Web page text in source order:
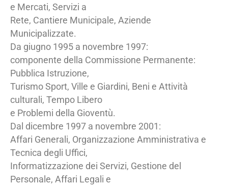
e Mercati, Servizi a
Rete, Cantiere Municipale, Aziende
Municipalizzate.
Da giugno 1995 a novembre 1997:
componente della Commissione Permanente:
Pubblica Istruzione,
Turismo Sport, Ville e Giardini, Beni e Attività
culturali, Tempo Libero
e Problemi della Gioventù.
Dal dicembre 1997 a novembre 2001:
Affari Generali, Organizzazione Amministrativa e
Tecnica degli Uffici,
Informatizzazione dei Servizi, Gestione del
Personale, Affari Legali e